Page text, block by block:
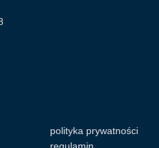
polityka prywatności